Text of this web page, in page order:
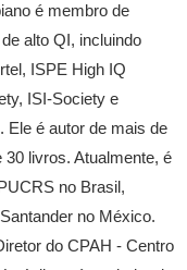
é membro de
alto QI, incluindo
ISPE High IQ
ISI-Society e
Ele é autor de mais de
livros. Atualmente, é
no Brasil,
no México.
do CPAH - Centro